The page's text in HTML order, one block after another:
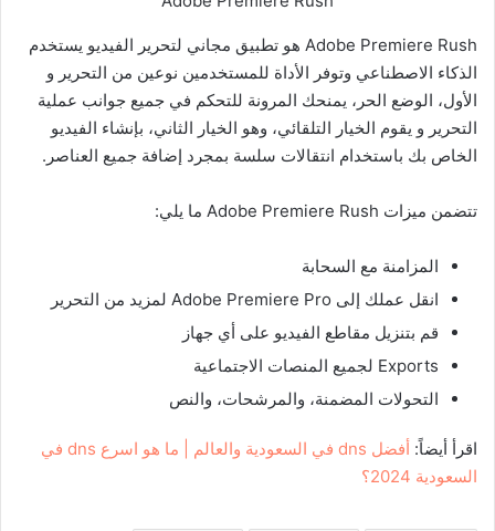
Adobe Premiere Rush هو تطبيق مجاني لتحرير الفيديو يستخدم
الذكاء الاصطناعي وتوفر الأداة للمستخدمين نوعين من التحرير و
الأول، الوضع الحر، يمنحك المرونة للتحكم في جميع جوانب عملية
التحرير و يقوم الخيار التلقائي، وهو الخيار الثاني، بإنشاء الفيديو
الخاص بك باستخدام انتقالات سلسة بمجرد إضافة جميع العناصر.
تتضمن ميزات Adobe Premiere Rush ما يلي:
المزامنة مع السحابة
انقل عملك إلى Adobe Premiere Pro لمزيد من التحرير
قم بتنزيل مقاطع الفيديو على أي جهاز
Exports لجميع المنصات الاجتماعية
التحولات المضمنة، والمرشحات، والنص
اقرأ أيضاً:
أفضل dns في السعودية والعالم | ما هو اسرع dns في
السعودية 2024؟